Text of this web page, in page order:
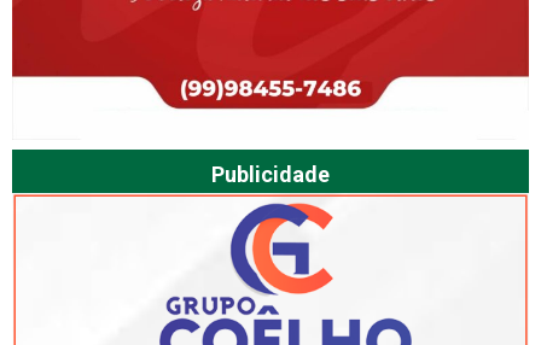
Publicidade